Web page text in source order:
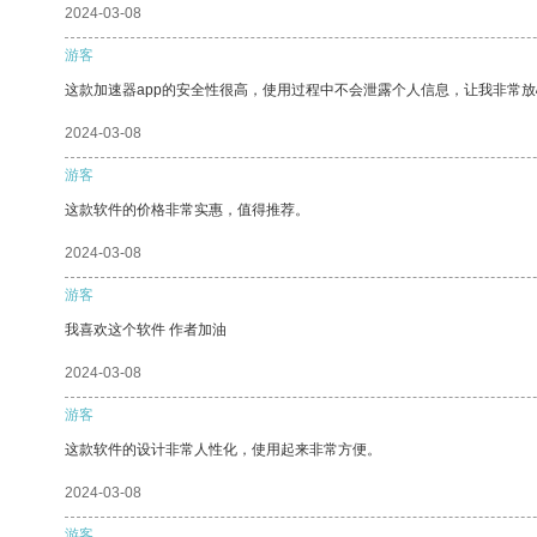
2024-03-08
游客
这款加速器app的安全性很高，使用过程中不会泄露个人信息，让我非常
2024-03-08
游客
这款软件的价格非常实惠，值得推荐。
2024-03-08
游客
我喜欢这个软件 作者加油
2024-03-08
游客
这款软件的设计非常人性化，使用起来非常方便。
2024-03-08